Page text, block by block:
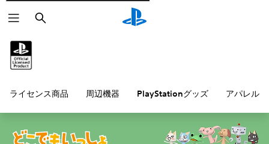
検
索
ライセンス商品 周辺機器 PlayStationグッズ アパレル